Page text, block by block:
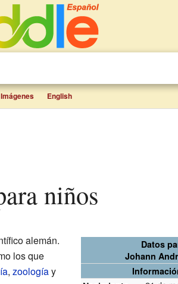
Imágenes English
niños
Datos
Johann
alemán.
los que
, zoologíay